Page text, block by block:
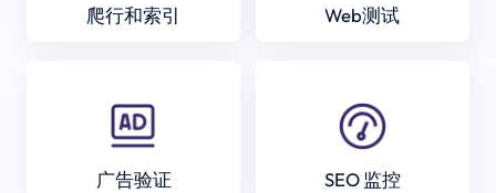
爬行和索引 Web测试
广告验证 SEO 监控